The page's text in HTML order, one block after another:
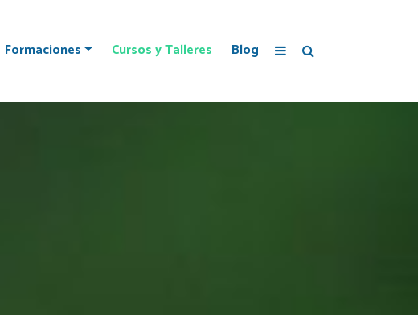
Formaciones Cursos y Talleres Blog